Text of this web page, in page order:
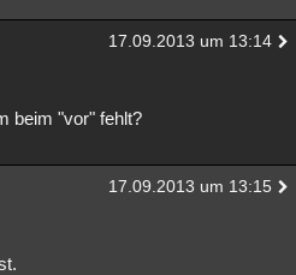
17.09.2013 um 13:14
beim "vor" fehlt?
17.09.2013 um 13:15